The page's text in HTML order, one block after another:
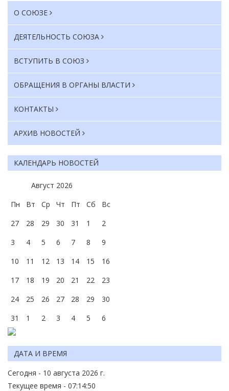
О СОЮЗЕ
ДЕЯТЕЛЬНОСТЬ СОЮЗА
ВСТУПИТЬ В СОЮЗ
ОБРАЩЕНИЯ В ОРГАНЫ ВЛАСТИ
КОНТАКТЫ
АРХИВ НОВОСТЕЙ
КАЛЕНДАРЬ НОВОСТЕЙ
Август 2026
Пн
Вт Ср Чт Пт Сб
Вс
27
28 29 30 31 1
2
3
4 5 6 7 8
9
10
11 12 13 14 15
16
17
18 19 20 21 22
23
24
25 26 27 28 29
30
31
1 2 3 4 5 6
ДАТА И ВРЕМЯ
Сегодня - 10 августа 2026 г.
Текущее время - 07:14:50